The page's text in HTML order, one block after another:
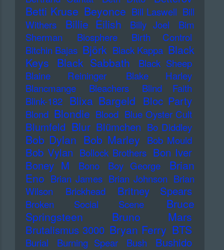
Betti Kruse Beyonce Bill Laswell Bill
Withers
Billie Eilish Billy Joel
Bim
Sherman
Biosphere
Birth Control
Bitchin Bajas Björk Black Kappa Black
Keys Black Sabbath
Black Sheep
Blaine Reininger
Blake Harley
Blancmange
Bleachers
Blind Faith
Blink-182 Blixa Bargeld Bloc Party
Blond Blondie Blood Blue Oyster Cult
Blumfeld Blur Blümchen Bo Diddley
Bob Dylan Bob Marley Bob Mould
Bob Vylan Bollock Brothers Bon Iver
Boney M
Bono Boy George
Brian
Eno Brian James Brian Johnson Brian
Wilson
Brickhead Britney Spears
Broken Social Scene
Bruce
Springsteen
Bruno Mars
Brutalismus 3000 Bryan Ferry BTS
Burial Burning Spear Bush Bushido